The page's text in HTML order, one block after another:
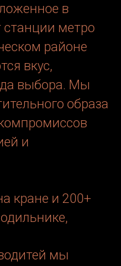
в
станции метро
районе
вкус,
выбора. Мы
образа
и
кране и 200+
мы